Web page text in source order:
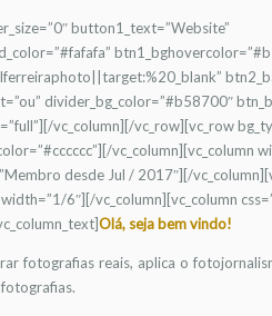
button1_text=”Website”
divider_bg_color=”#b58700″
vc_column][/vc_row][vc_row
vc_column][vc_column
desde Jul / 2017″][/
6″][/vc_column][vc_column
Olá, seja bem vindo!
fotografias reais, aplica o